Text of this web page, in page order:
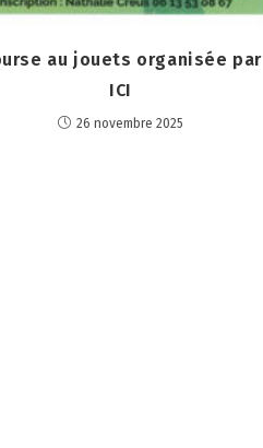
au jouets organisée par
ICI
26 novembre 2025